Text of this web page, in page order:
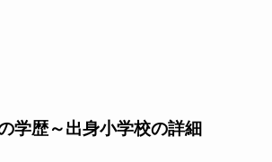
学歴～出身小学校の詳細